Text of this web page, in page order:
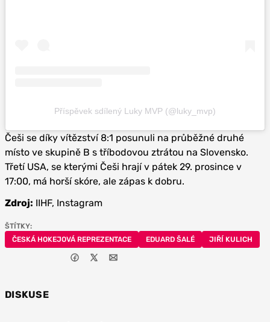
Příspěvek sdílený Luky MVP (@luky_mvp)
Češi se díky vítězství 8:1 posunuli na průběžné druhé
místo ve skupině B s tříbodovou ztrátou na Slovensko.
Třetí USA, se kterými Češi hrají v pátek 29. prosince v
17:00, má horší skóre, ale zápas k dobru.
Zdroj: IIHF, Instagram
ŠTÍTKY:
ČESKÁ HOKEJOVÁ REPREZENTACE
EDUARD ŠALÉ JIŘÍ KULICH
DISKUSE